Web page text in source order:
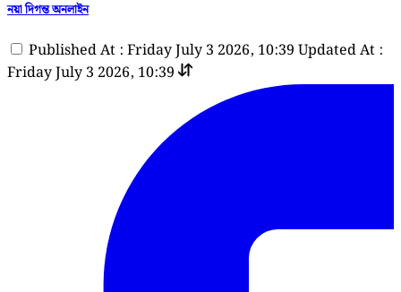
নয়া দিগন্ত অনলাইন
Published At : Friday July 3 2026, 10:39 Updated At :
Friday July 3 2026, 10:39